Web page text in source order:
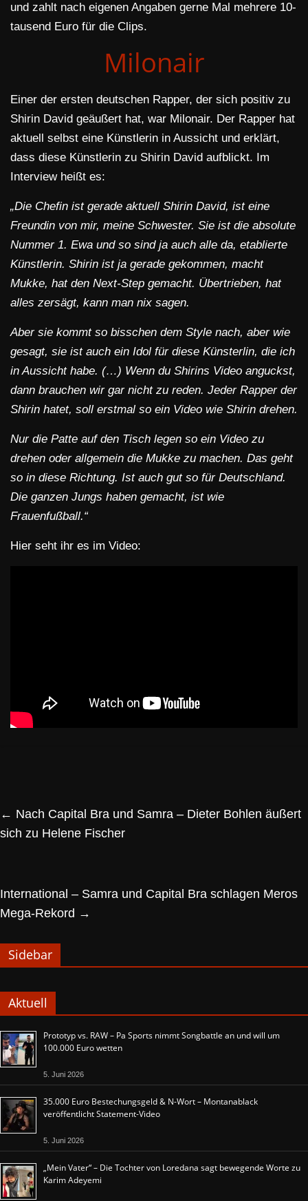
und zahlt nach eigenen Angaben gerne Mal mehrere 10-
tausend Euro für die Clips.
Milonair
Einer der ersten deutschen Rapper, der sich positiv zu
Shirin David geäußert hat, war Milonair. Der Rapper hat
aktuell selbst eine Künstlerin in Aussicht und erklärt,
dass diese Künstlerin zu Shirin David aufblickt. Im
Interview heißt es:
„Die Chefin ist gerade aktuell Shirin David, ist eine
Freundin von mir, meine Schwester. Sie ist die absolute
Nummer 1. Ewa und so sind ja auch alle da, etablierte
Künstlerin. Shirin ist ja gerade gekommen, macht
Mukke, hat den Next-Step gemacht. Übertrieben, hat
alles zersägt, kann man nix sagen.
Aber sie kommt so bisschen dem Style nach, aber wie
gesagt, sie ist auch ein Idol für diese Künsterlin, die ich
in Aussicht habe. (…) Wenn du Shirins Video anguckst,
dann brauchen wir gar nicht zu reden. Jeder Rapper der
Shirin hatet, soll erstmal so ein Video wie Shirin drehen.
Nur die Patte auf den Tisch legen so ein Video zu
drehen oder allgemein die Mukke zu machen. Das geht
so in diese Richtung. Ist auch gut so für Deutschland.
Die ganzen Jungs haben gemacht, ist wie
Frauenfußball.“
Hier seht ihr es im Video:
← Nach Capital Bra und Samra – Dieter Bohlen äußert
sich zu Helene Fischer
International – Samra und Capital Bra schlagen Meros
Mega-Rekord →
Sidebar
Aktuell
Prototyp vs. RAW – Pa Sports nimmt Songbattle an und will um
100.000 Euro wetten
5. Juni 2026
35.000 Euro Bestechungsgeld & N-Wort – Montanablack
veröffentlicht Statement-Video
5. Juni 2026
„Mein Vater“ – Die Tochter von Loredana sagt bewegende Worte zu
Karim Adeyemi